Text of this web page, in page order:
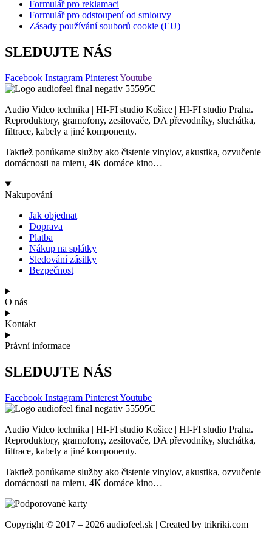
Formulář pro reklamaci
Formulář pro odstoupení od smlouvy
Zásady používání souborů cookie (EU)
SLEDUJTE NÁS
Facebook Instagram PinterestYoutube
Audio Video technika | HI-FI studio Košice | HI-FI studio Praha.
Reproduktory, gramofony, zesilovače, DA převodníky, sluchátka,
filtrace, kabely a jiné komponenty.
Taktiež ponúkame služby ako čistenie vinylov, akustika, ozvučenie
domácnosti na mieru, 4K domáce kino…
Nakupování
Jak objednat
Doprava
Platba
Nákup na splátky
Sledování zásilky
Bezpečnost
O nás
Kontakt
Právní informace
SLEDUJTE NÁS
Facebook Instagram PinterestYoutube
Audio Video technika | HI-FI studio Košice | HI-FI studio Praha.
Reproduktory, gramofony, zesilovače, DA převodníky, sluchátka,
filtrace, kabely a jiné komponenty.
Taktiež ponúkame služby ako čistenie vinylov, akustika, ozvučenie
domácnosti na mieru, 4K domáce kino…
Copyright © 2017 – 2026 audiofeel.sk | Created by trikriki.com